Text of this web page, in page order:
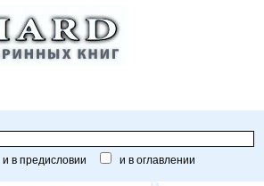
и в предисловии и в оглавлении